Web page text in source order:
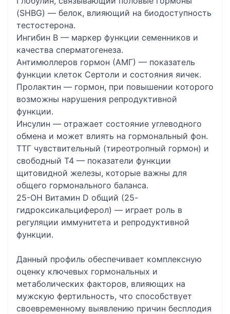
(SHBG) — белок, влияющий на биодоступность
тестостерона.
Ингибин В — маркер функции семенников и
качества сперматогенеза.
Антимюллеров гормон (АМГ) — показатель
функции клеток Сертоли и состояния яичек.
Пролактин — гормон, при повышении которого
возможны нарушения репродуктивной
функции.
Инсулин — отражает состояние углеводного
обмена и может влиять на гормональный фон.
ТТГ чувствительный (тиреотропный гормон) и
свободный Т4 — показатели функции
щитовидной железы, которые важны для
общего гормонального баланса.
25-OH Витамин D общий (25-
гидроксикальциферол) — играет роль в
регуляции иммунитета и репродуктивной
функции.
Данный профиль обеспечивает комплексную
оценку ключевых гормональных и
метаболических факторов, влияющих на
мужскую фертильность, что способствует
своевременному выявлению причин бесплодия